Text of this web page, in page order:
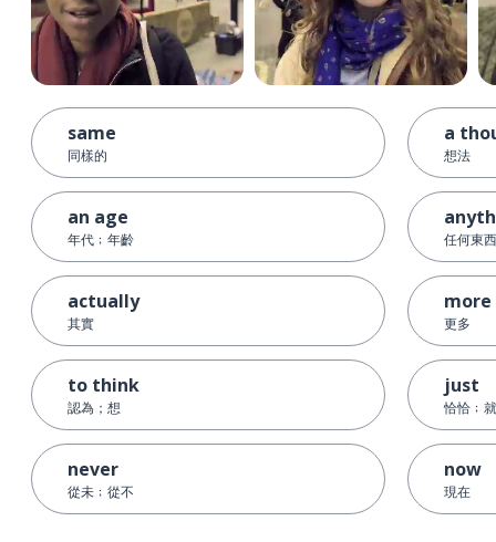
same
同樣的
an age
年代﹔年齡
actually
其實
to think
認為；想
never
從未﹔從不
a
想法
任何東
more
更多
just
恰恰﹔
now
現在